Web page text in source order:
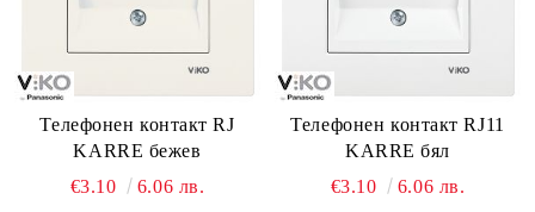
Телефонен контакт RJ
KARRE бежев
€3.10
6.06 лв.
Телефонен контакт RJ11
KARRE бял
€3.10
6.06 лв.